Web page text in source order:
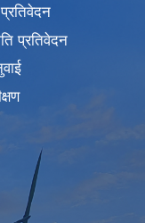
प्रतिवेदन
प्रतिवेदन